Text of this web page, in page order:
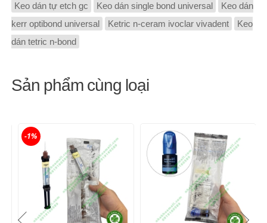
Keo dán tự etch gc Keo dán single bond universal
Keo dán
kerr optibond universal
Ketric n-ceram ivoclar vivadent
Keo
dán tetric n-bond
Sản phẩm cùng loại
-1%